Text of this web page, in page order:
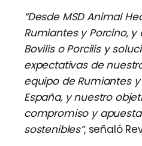
“Desde MSD Animal
Rumiantes y Porcino,
Bovilis o Porcilis y
expectativas de
equipo de Rumiantes
España, y nuestro
compromiso y
sostenibles”, señaló